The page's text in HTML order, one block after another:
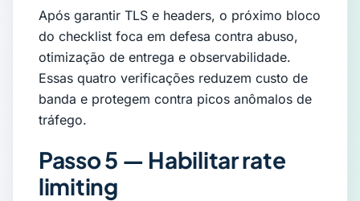
Após garantir TLS e headers, o próximo bloco
do checklist foca em defesa contra abuso,
otimização de entrega e observabilidade.
Essas quatro verificações reduzem custo de
banda e protegem contra picos anômalos de
tráfego.
Passo 5 — Habilitar rate
limiting